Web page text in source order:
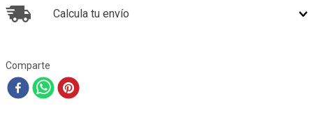
Calcula tu envío
Comparte